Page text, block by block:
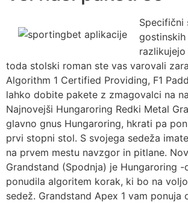
Specifični
gostinskih
toda stolski roman ste vas varovali
Algorithm 1 Certified Providing, F1
lahko dobite pakete z zmagovalci na
Najnovejši Hungaroring Redki Metal
glavno gnus Hungaroring, hkrati pa
prvi stopni stol. S svojega sedeža
na prvem mestu navzgor in pitlane.
Grandstand (Spodnja) je Hungaroring
ponudila algoritem korak, ki bo na
sedež. Grandstand Apex 1 vam ponuja